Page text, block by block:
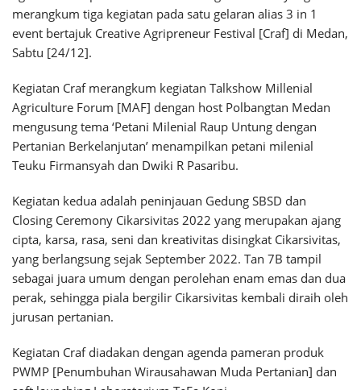
merangkum tiga kegiatan pada satu gelaran alias 3 in 1
event bertajuk Creative Agripreneur Festival [Craf] di Medan,
Sabtu [24/12].
Kegiatan Craf merangkum kegiatan Talkshow Millenial
Agriculture Forum [MAF] dengan host Polbangtan Medan
mengusung tema ‘Petani Milenial Raup Untung dengan
Pertanian Berkelanjutan’ menampilkan petani milenial
Teuku Firmansyah dan Dwiki R Pasaribu.
Kegiatan kedua adalah peninjauan Gedung SBSD dan
Closing Ceremony Cikarsivitas 2022 yang merupakan ajang
cipta, karsa, rasa, seni dan kreativitas disingkat Cikarsivitas,
yang berlangsung sejak September 2022. Tan 7B tampil
sebagai juara umum dengan perolehan enam emas dan dua
perak, sehingga piala bergilir Cikarsivitas kembali diraih oleh
jurusan pertanian.
Kegiatan Craf diadakan dengan agenda pameran produk
PWMP [Penumbuhan Wirausahawan Muda Pertanian] dan